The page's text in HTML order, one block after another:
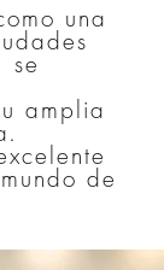
una
se
amplia
de